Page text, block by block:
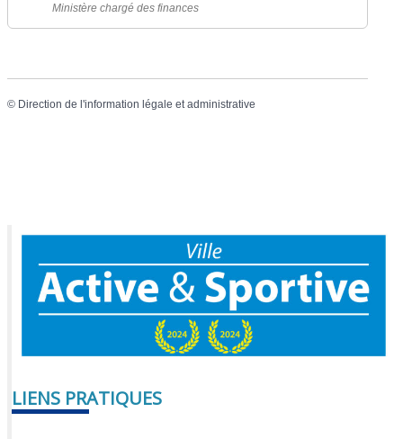
Ministère chargé des finances
© Direction de l'information légale et administrative
LIENS PRATIQUES